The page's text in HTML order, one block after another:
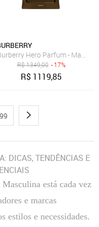
Escuro Coloração 60ml
Hero Parfum -
R$1349,00 - 17%
R$ 1119,85
99
DICAS, TENDÊNCIAS E
Masculina está cada vez
e marcas
estilos e necessidades.